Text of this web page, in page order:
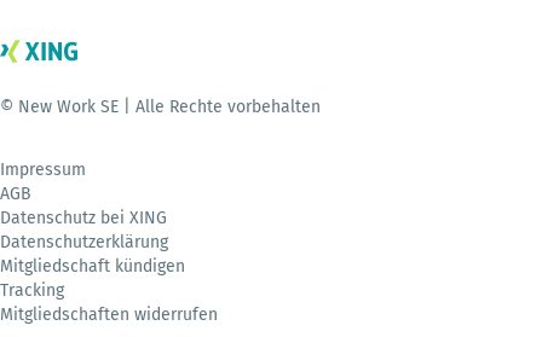
© New Work SE | Alle Rechte vorbehalten
Impressum
AGB
Datenschutz bei XING
Datenschutzerklärung
Mitgliedschaft kündigen
Tracking
Mitgliedschaften widerrufen